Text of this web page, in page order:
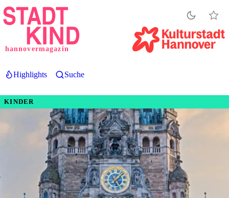
Direkt
zum
hannovermagazin
Highlights Suche
KINDER